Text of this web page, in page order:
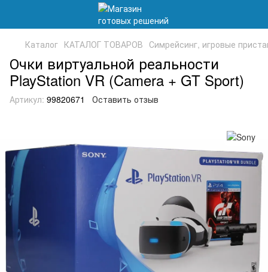
Каталог КАТАЛОГ ТОВАРОВ Симрейсинг, игровые
Очки виртуальной реальности
PlayStation VR (Camera + GT Sport)
Артикул: 99820671 Оставить отзыв